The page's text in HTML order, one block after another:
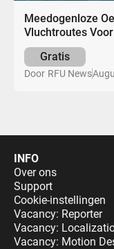
Meedogenloze
Vluchtroutes
Gratis
Door RFU News
INFO
Over ons
Support
Cookie-instellingen
Vacancy: Reporter
Vacancy:
Vacancy: Motion